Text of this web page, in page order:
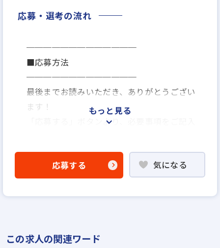
応募・選考の流れ
─────────────
■応募方法
─────────────
最後までお読みいただき、ありがとうござい
ます！
「応募する」ボタンより、必要事項をご記入
─────────────
■応募後の流れ
─────────────
・WEBアンケート（約5分）
もっと見る
応募する 気になる
この求人の関連ワード